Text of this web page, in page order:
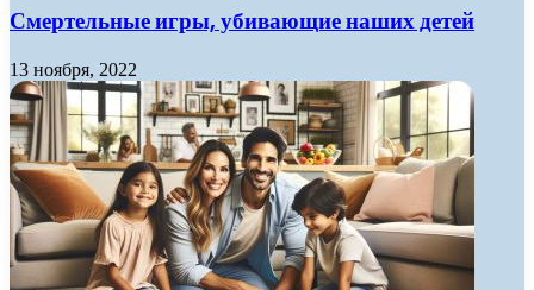
Смертельные игры, убивающие наших детей
13 ноября, 2022